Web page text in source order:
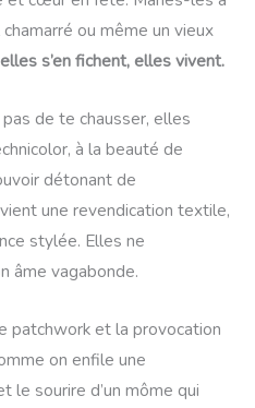
ou même un vieux
elles s’en fichent, elles vivent.
de te chausser, elles
à la beauté de
détonant de
une revendication textile,
stylée. Elles ne
âme vagabonde.
patchwork et la provocation
on enfile une
le sourire d’un môme qui